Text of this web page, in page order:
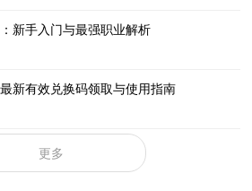
新手入门与最强职业解析
新有效兑换码领取与使用指南
更多